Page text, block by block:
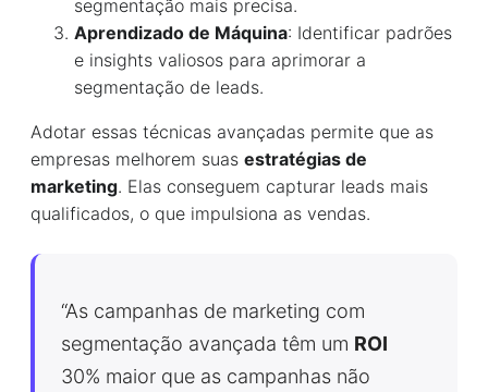
segmentação mais precisa.
Aprendizado de Máquina: Identificar padrões
e insights valiosos para aprimorar a
segmentação de leads.
Adotar essas técnicas avançadas permite que as
empresas melhorem suas estratégias de
marketing. Elas conseguem capturar leads mais
qualificados, o que impulsiona as vendas.
“As campanhas de marketing com
segmentação avançada têm um ROI
30% maior que as campanhas não